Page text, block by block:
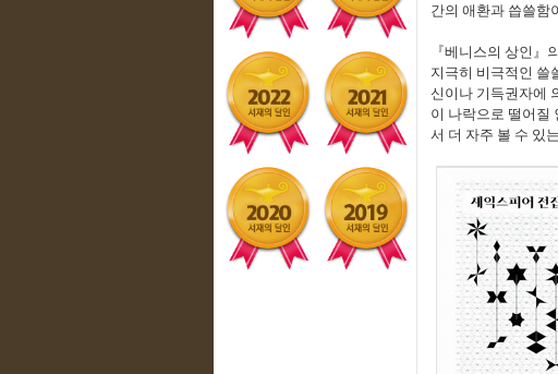
간의 애환과 씁쓸함
『베니스의 상인 』
지극히 비극적인 쓸
신이나 기득권자에
이 나락으로 떨어질
서 더 자주 볼 수 있